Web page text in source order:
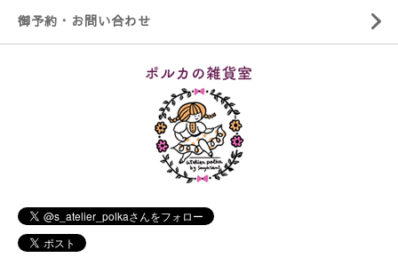
御予約・お問い合わせ